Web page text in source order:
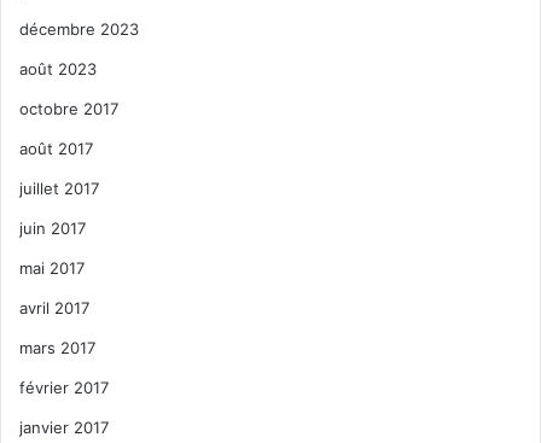
décembre 2023
août 2023
octobre 2017
août 2017
juillet 2017
juin 2017
mai 2017
avril 2017
mars 2017
février 2017
janvier 2017